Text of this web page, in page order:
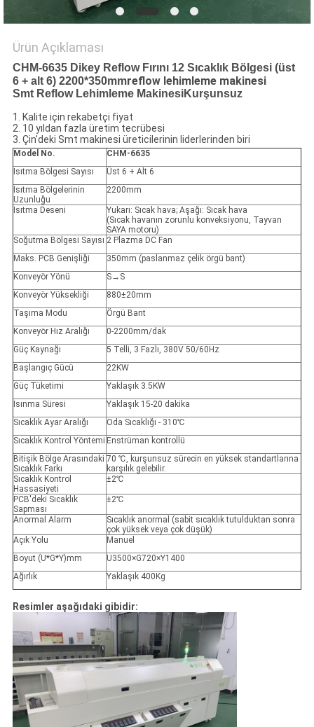
Ürün Açıklaması
CHM-6635 Dikey Reflow Fırını 12 Sıcaklık Bölgesi (üst
6 + alt 6) 2200*350mmreflow lehimleme makinesi
Smt Reflow Lehimleme MakinesiKurşunsuz
1. Kalite için rekabetçi fiyat
2. 10 yıldan fazla üretim tecrübesi
3. Çin'deki Smt makinesi üreticilerinin liderlerinden biri
Model No.
CHM-6635
Isıtma Bölgesi Sayısı
Üst 6 + Alt 6
Isıtma Bölgelerinin
Uzunluğu
2200mm
Isıtma Deseni
Yukarı: Sıcak hava; Aşağı: Sıcak hava
(Sıcak havanın zorunlu konveksiyonu, Tayvan
SAYA motoru)
Soğutma Bölgesi Sayısı 2 Plazma DC Fan
Maks. PCB Genişliği
350mm (paslanmaz çelik örgü bant)
Konveyör Yönü
S→S
Konveyör Yüksekliği
880±20mm
Taşıma Modu
Örgü Bant
Konveyör Hız Aralığı
0-2200mm/dak
Güç Kaynağı
5 Telli, 3 Fazlı, 380V 50/60Hz
Başlangıç Gücü
22KW
Güç Tüketimi
Yaklaşık 3.5KW
Isınma Süresi
Yaklaşık 15-20 dakika
Sıcaklık Ayar Aralığı
Oda Sıcaklığı - 310℃
Sıcaklık Kontrol Yöntemi Enstrüman kontrollü
Bitişik Bölge Arasındaki
Sıcaklık Farkı
70 ℃, kurşunsuz sürecin en yüksek standartlarına
karşılık gelebilir.
Sıcaklık Kontrol
Hassasiyeti
±2℃
PCB'deki Sıcaklık
Sapması
±2℃
Anormal Alarm
Sıcaklık anormal (sabit sıcaklık tutulduktan sonra
çok yüksek veya çok düşük)
Açık Yolu
Manuel
Boyut (U*G*Y)mm
U3500×G720×Y1400
Ağırlık
Yaklaşık 400Kg
Resimler aşağıdaki gibidir: